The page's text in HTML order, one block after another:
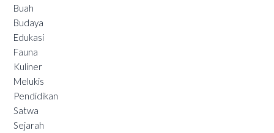
Buah
Budaya
Edukasi
Fauna
Kuliner
Melukis
Pendidikan
Satwa
Sejarah